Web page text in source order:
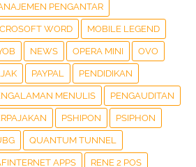
PENGANTAR
WORD MOBILE LEGEND
NEWS OPERA MINI OVO
PAYPAL PENDIDIKAN
MENULIS PENGAUDITAN
PSHIPON PSIPHON
QUANTUM TUNNEL
APPS RENE 2 POS